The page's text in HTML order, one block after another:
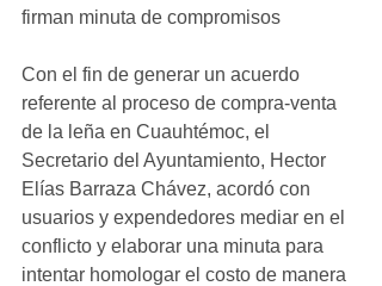
firman minuta de compromisos
Con el fin de generar un acuerdo
referente al proceso de compra-venta
de la leña en Cuauhtémoc, el
Secretario del Ayuntamiento, Hector
Elías Barraza Chávez, acordó con
usuarios y expendedores mediar en el
conflicto y elaborar una minuta para
intentar homologar el costo de manera